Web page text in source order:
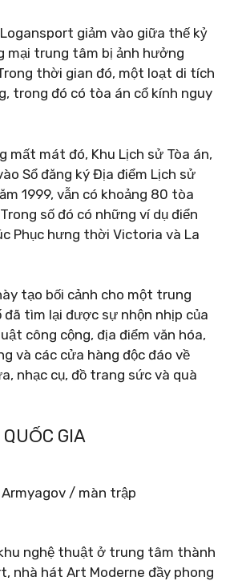
giảm vào giữa thế kỷ
mại trung tâm bị ảnh hưởng
thời gian đó, một loạt di tích
trong đó có tòa án cổ kính nguy
mất mát đó, Khu Lịch sử Tòa án,
Sổ đăng ký Địa điểm Lịch sử
1999, vẫn có khoảng 80 tòa
số đó có những ví dụ điển
Phục hưng thời Victoria và La
tạo bối cảnh cho một trung
tìm lại được sự nhộn nhịp của
công cộng, địa điểm văn hóa,
và các cửa hàng độc đáo về
nhạc cụ, đồ trang sức và quà
GIA
Armyagov / màn trập
nghệ thuật ở trung tâm thành
nhà hát Art Moderne đầy phong